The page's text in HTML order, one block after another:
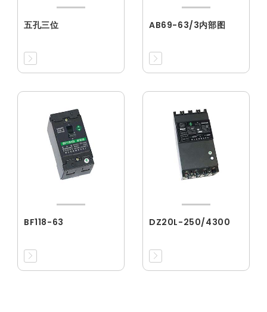
五孔三位 AB69-63/3内部图
BF118-63 DZ20L-250/4300